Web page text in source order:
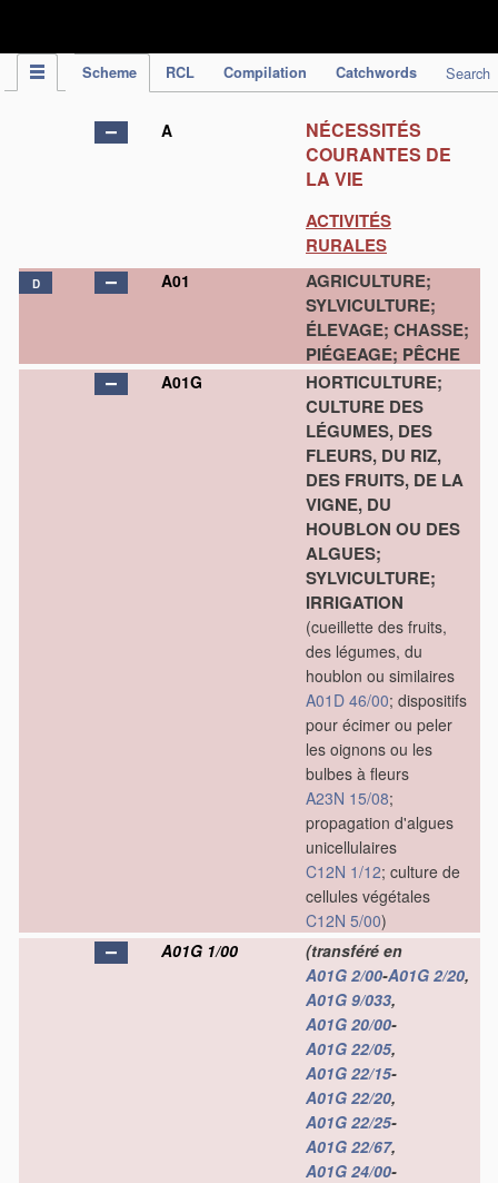
Scheme RCL Compilation Catchwords Search
A
NÉCESSITÉS
COURANTES DE
LA VIE
ACTIVITÉS
RURALES
D A01
AGRICULTURE;
SYLVICULTURE;
ÉLEVAGE; CHASSE;
PIÉGEAGE; PÊCHE
A01G
HORTICULTURE;
CULTURE DES
LÉGUMES, DES
FLEURS, DU RIZ,
DES FRUITS, DE LA
VIGNE, DU
HOUBLON OU DES
ALGUES;
SYLVICULTURE;
IRRIGATION
(cueillette des fruits,
des légumes, du
houblon ou similaires
A01D 46/00; dispositifs
pour écimer ou peler
les oignons ou les
bulbes à fleurs
A23N 15/08;
propagation d'algues
unicellulaires
C12N 1/12; culture de
cellules végétales
C12N 5/00)
A01G 1/00
(transféré en
A01G 2/00-A01G 2/20,
A01G 9/033,
A01G 20/00-
A01G 22/05,
A01G 22/15-
A01G 22/20,
A01G 22/25-
A01G 22/67,
A01G 24/00-